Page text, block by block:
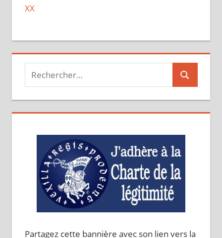
XX
Recherche
pour :
Partagez cette bannière avec son lien vers la